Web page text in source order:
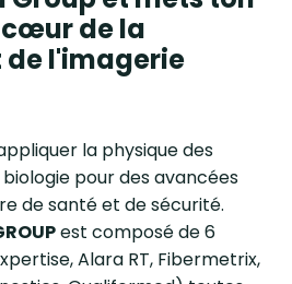
de la
l'imagerie
la physique des
pour des avancées
de santé et de sécurité.
est composé de 6
Alara RT, Fibermetrix,